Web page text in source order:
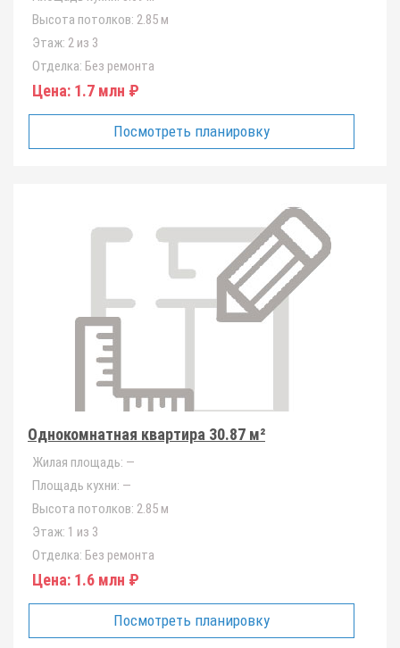
Высота потолков: 2.85 м
Этаж: 2 из 3
Отделка: Без ремонта
Цена: 1.7 млн ₽
Посмотреть планировку
Однокомнатная квартира 30.87 м²
Жилая площадь: —
Площадь кухни: —
Высота потолков: 2.85 м
Этаж: 1 из 3
Отделка: Без ремонта
Цена: 1.6 млн ₽
Посмотреть планировку